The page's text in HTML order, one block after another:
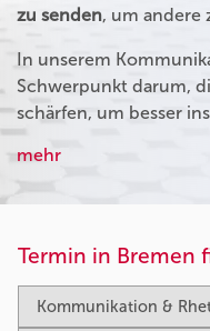
zu senden, um andere
In unserem
Schwerpunkt darum,
schärfen, um besser
mehr
Termin in Bremen